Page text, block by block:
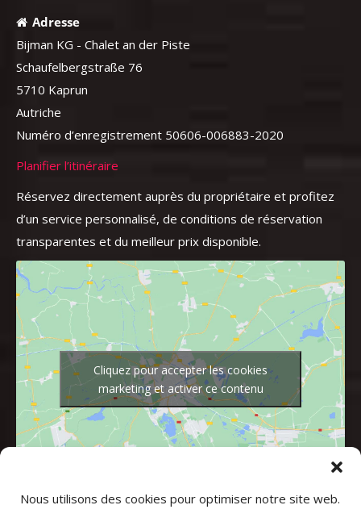
Nous utilisons des cookies pour optimiser notre site web.
Adresse
Bijman KG - Chalet an der Piste
Schaufelbergstraße 76
5710 Kaprun
Autriche
Numéro d’enregistrement 50606-006883-2020
Planifier l’itinéraire
Réservez directement auprès du propriétaire et profitez
d’un service personnalisé, de conditions de réservation
transparentes et du meilleur prix disponible.
Cliquez pour accepter les cookies
marketing et activer ce contenu